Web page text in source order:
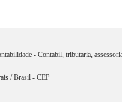
- Contabil, tributaria,
/ Brasil - CEP